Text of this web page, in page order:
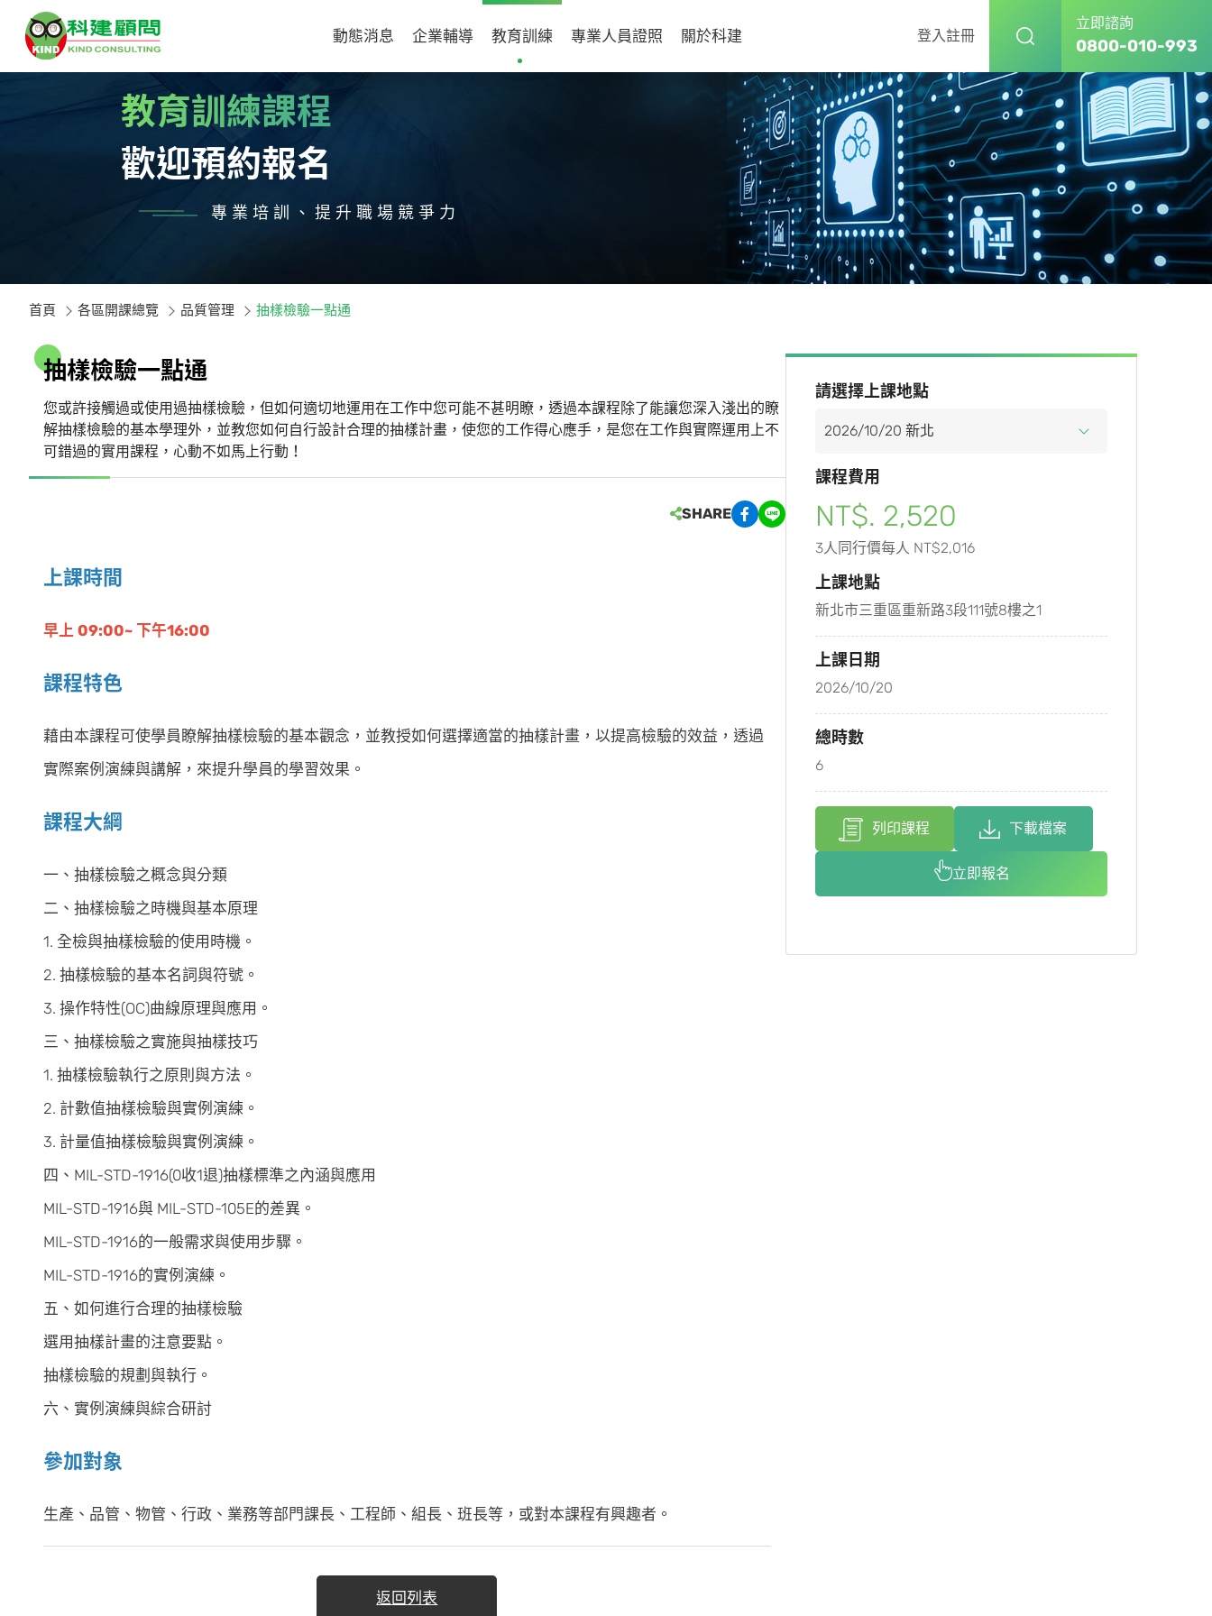
動態消息 企業輔導 教育訓練 專業人員證照 關於科建 登入註冊
立即諮詢
0800-010-993
教育訓練課程
歡迎預約報名
專業培訓、提升職場競爭力
首頁 各區開課總覽 品質管理 抽樣檢驗一點通
抽樣檢驗一點通
您或許接觸過或使用過抽樣檢驗，但如何適切地運用在工作中您可能不甚明瞭，透過本課程除了能讓您深入淺出的瞭
解抽樣檢驗的基本學理外，並教您如何自行設計合理的抽樣計畫，使您的工作得心應手，是您在工作與實際運用上不
可錯過的實用課程，心動不如馬上行動！
SHARE
上課時間
早上 09:00~ 下午16:00
課程特色
藉由本課程可使學員瞭解抽樣檢驗的基本觀念，並教授如何選擇適當的抽樣計畫，以提高檢驗的效益，透過
實際案例演練與講解，來提升學員的學習效果。
課程大綱
一、抽樣檢驗之概念與分類
二、抽樣檢驗之時機與基本原理
1. 全檢與抽樣檢驗的使用時機。
2. 抽樣檢驗的基本名詞與符號。
3. 操作特性(OC)曲線原理與應用。
三、抽樣檢驗之實施與抽樣技巧
1. 抽樣檢驗執行之原則與方法。
2. 計數值抽樣檢驗與實例演練。
3. 計量值抽樣檢驗與實例演練。
四、MIL-STD-1916(0收1退)抽樣標準之內涵與應用
MIL-STD-1916與 MIL-STD-105E的差異。
MIL-STD-1916的一般需求與使用步驟。
MIL-STD-1916的實例演練。
五、如何進行合理的抽樣檢驗
選用抽樣計畫的注意要點。
抽樣檢驗的規劃與執行。
六、實例演練與綜合研討
參加對象
生產、品管、物管、行政、業務等部門課長、工程師、組長、班長等，或對本課程有興趣者。
返回列表
請選擇上課地點
課程費用
NT$. 2,520
3人同行價每人 NT$2,016
上課地點
新北市三重區重新路3段111號8樓之1
上課日期
2026/10/20
總時數
6
列印課程 下載檔案
立即報名